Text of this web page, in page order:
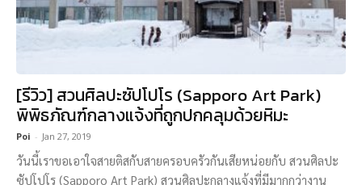
[รีวิว] สวนศิลปะซัปโปโร (Sapporo Art Park)
พิพิธภัณฑ์กลางแจ้งที่ถูกปกคลุมด้วยหิมะ
Poi - Jan 27, 2019
วันนี้เราขอเอาใจสายติสกับสายครอบครัวกันเสียหน่อยกับ สวนศิลปะ
ซัปโปโร (Sapporo Art Park) สวนศิลปะกลางแจ้งที่มีมากกว่างาน